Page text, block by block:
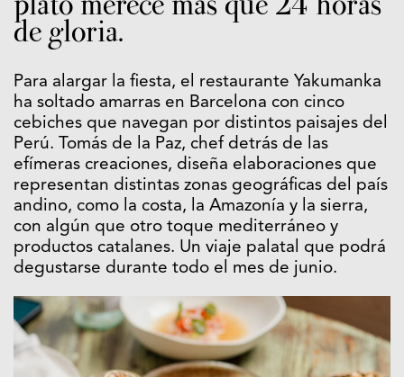
de gloria.
Para alargar la fiesta, el restaurante Yakumanka
ha soltado amarras en Barcelona con cinco
cebiches que navegan por distintos paisajes del
Perú. Tomás de la Paz, chef detrás de las
efímeras creaciones, diseña elaboraciones que
representan distintas zonas geográficas del país
andino, como la costa, la Amazonía y la sierra,
con algún que otro toque mediterráneo y
productos catalanes. Un viaje palatal que podrá
degustarse durante todo el mes de junio.